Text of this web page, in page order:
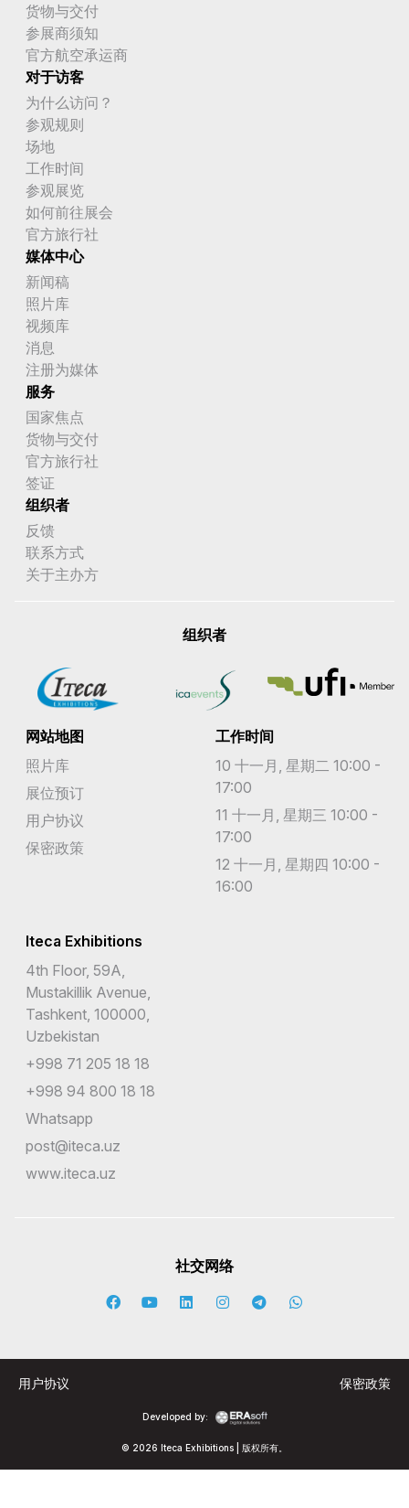
货物与交付
参展商须知
官方航空承运商
对于访客
为什么访问？
参观规则
场地
工作时间
参观展览
如何前往展会
官方旅行社
媒体中心
新闻稿
照片库
视频库
消息
注册为媒体
服务
国家焦点
货物与交付
官方旅行社
签证
组织者
反馈
联系方式
关于主办方
组织者
网站地图
照片库
展位预订
用户协议
保密政策
工作时间
10 十一月, 星期二 10:00 -
17:00
11 十一月, 星期三 10:00 -
17:00
12 十一月, 星期四 10:00 -
16:00
Iteca Exhibitions
4th Floor, 59A,
Mustakillik Avenue,
Tashkent, 100000,
Uzbekistan
+998 71 205 18 18
+998 94 800 18 18
Whatsapp
post@iteca.uz
www.iteca.uz
社交网络
© 2026 Iteca Exhibitions | 版权所有。
Developed by:
用户协议 保密政策